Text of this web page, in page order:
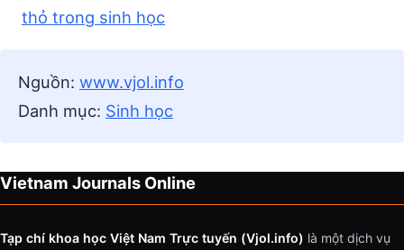
thỏ trong sinh học
Nguồn: www.vjol.info
Danh mục: Sinh học
Vietnam Journals Online
Tạp chí khoa học Việt Nam Trực tuyến (Vjol.info) là một dịch vụ